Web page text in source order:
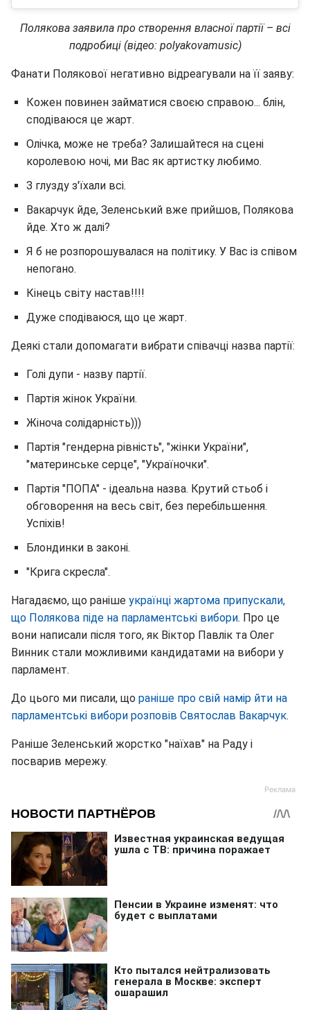
Полякова заявила про створення власної партії – всі
подробиці (відео: polyakovamusic)
Фанати Полякової негативно відреагували на її заяву:
Кожен повинен займатися своєю справою... блін,
сподіваюся це жарт.
Олічка, може не треба? Залишайтеся на сцені
королевою ночі, ми Вас як артистку любимо.
З глузду з'їхали всі.
Вакарчук йде, Зеленський вже прийшов, Полякова
йде. Хто ж далі?
Я б не розпорошувалася на політику. У Вас із співом
непогано.
Кінець світу настав!!!!
Дуже сподіваюся, що це жарт.
Деякі стали допомагати вибрати співачці назва партії:
Голі дупи - назву партії.
Партія жінок України.
Жіноча солідарність)))
Партія "гендерна рівність", "жінки України",
"материнське серце", "Україночки".
Партія "ПОПА" - ідеальна назва. Крутий стьоб і
обговорення на весь світ, без перебільшення.
Успіхів!
Блондинки в законі.
"Крига скресла".
Нагадаємо, що раніше українці жартома припускали,
що Полякова піде на парламентські вибори. Про це
вони написали після того, як Віктор Павлік та Олег
Винник стали можливими кандидатами на вибори у
парламент.
До цього ми писали, що раніше про свій намір йти на
парламентські вибори розповів Святослав Вакарчук.
Раніше Зеленський жорстко "наїхав" на Раду і
посварив мережу.